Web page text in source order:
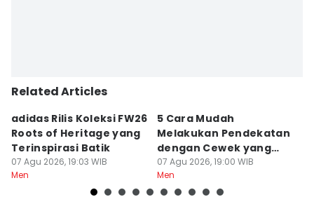
Related Articles
adidas Rilis Koleksi FW26
Roots of Heritage yang
Terinspirasi Batik
07 Agu 2026, 19:03 WIB
Men
5 Cara Mudah
Melakukan Pendekatan
dengan Cewek yang
Selektif
07 Agu 2026, 19:00 WIB
Men